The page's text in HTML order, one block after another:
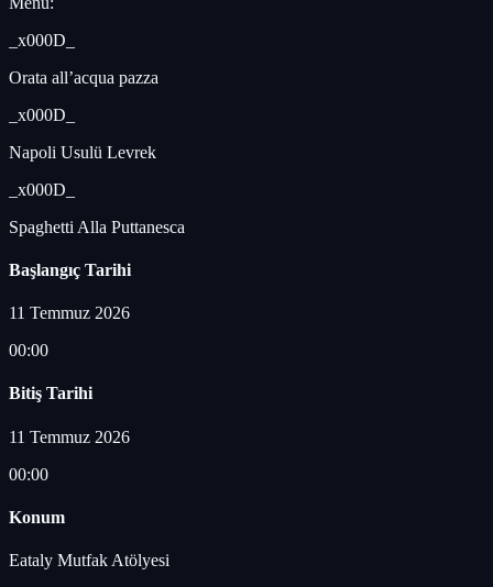
_x000D_
Orata all’acqua pazza
_x000D_
Napoli Usulü Levrek
_x000D_
Spaghetti Alla Puttanesca
Başlangıç Tarihi
11 Temmuz 2026
00:00
Bitiş Tarihi
11 Temmuz 2026
00:00
Konum
Eataly Mutfak Atölyesi